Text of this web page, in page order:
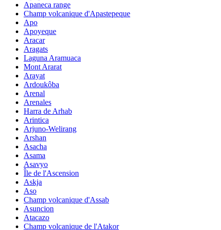
Apaneca range
Champ volcanique d'Apastepeque
Apo
Apoyeque
Aracar
Aragats
Laguna Aramuaca
Mont Ararat
Arayat
Ardoukôba
Arenal
Arenales
Harra de Arhab
Arintica
Arjuno-Welirang
Arshan
Asacha
Asama
Asavyo
Île de l'Ascension
Askja
Aso
Champ volcanique d'Assab
Asuncion
Atacazo
Champ volcanique de l'Atakor